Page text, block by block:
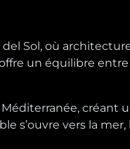
Sol, où
un équilibre
créant
s’ouvre vers la mer,